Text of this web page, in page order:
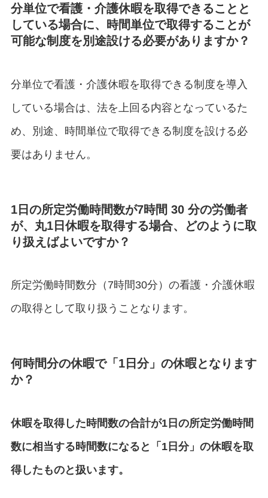
分単位で看護・介護休暇を取得できることと
している場合に、時間単位で取得することが
可能な制度を別途設ける必要がありますか？
分単位で看護・介護休暇を取得できる制度を導入
している場合は、法を上回る内容となっているた
め、別途、時間単位で取得できる制度を設ける必
要はありません。
1日の所定労働時間数が7時間 30 分の労働者
が、丸1日休暇を取得する場合、どのように取
り扱えばよいですか？
所定労働時間数分（7時間30分）の看護・介護休暇
の取得として取り扱うことなります。
何時間分の休暇で「1日分」の休暇となります
か？
休暇を取得した時間数の合計が1日の所定労働時間
数に相当する時間数になると「1日分」の休暇を取
得したものと扱います。